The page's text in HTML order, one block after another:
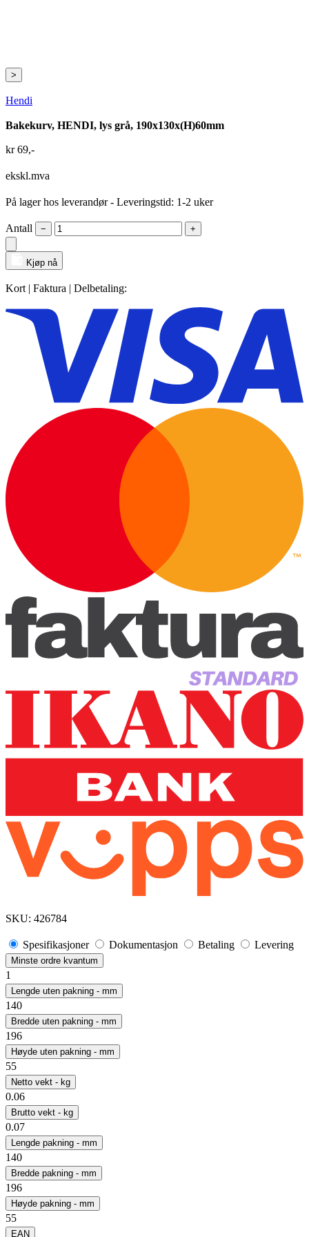
>
Hendi
Bakekurv, HENDI, lys grå, 190x130x(H)60mm
kr69,-
ekskl.mva
På lager hos leverandør- Leveringstid: 1-2 uker
Antall − +
Kjøp nå
Kort | Faktura | Delbetaling:
SKU: 426784
Spesifikasjoner Dokumentasjon Betaling Levering
Minste ordre kvantum
1
Lengde uten pakning - mm
140
Bredde uten pakning - mm
196
Høyde uten pakning - mm
55
Netto vekt - kg
0.06
Brutto vekt - kg
0.07
Lengde pakning - mm
140
Bredde pakning - mm
196
Høyde pakning - mm
55
EAN